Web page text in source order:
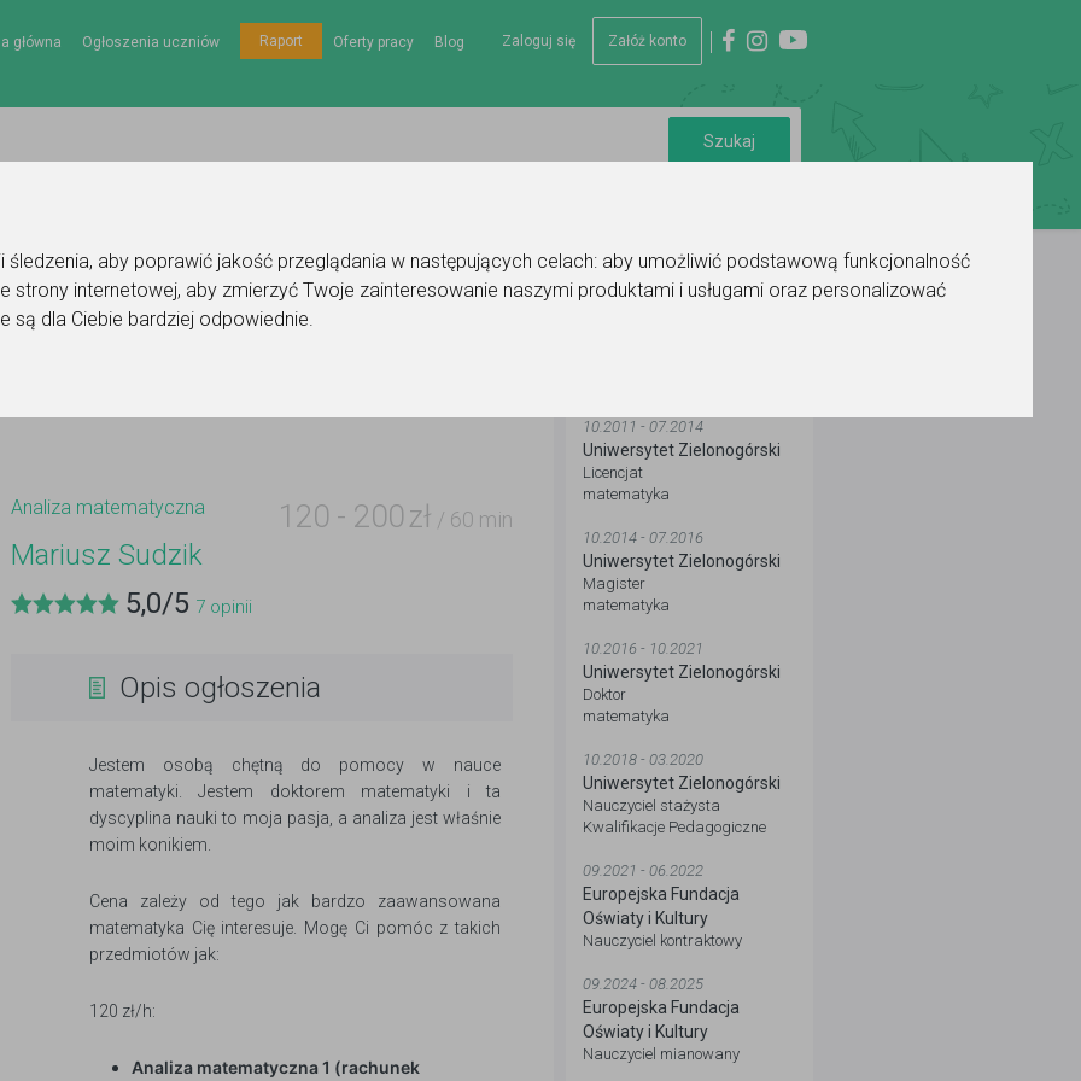
aby poprawić jakość przeglądania w następujących celach: aby umożliwić podstawową funkcjonalność
strony internetowej, aby zmierzyć Twoje zainteresowanie naszymi produktami i usługami oraz personalizować
są dla Ciebie bardziej odpowiednie.
Zaloguj się Załóż konto
główna Ogłoszenia uczniów Raport Oferty pracy Blog
korepetytora - analiza matematyczna
Analiza matematyczna 120 - 200 zł / 60 min
Mariusz Sudzik
5,0/5 7 opinii
Opis ogłoszenia
Jestem osobą chętną do pomocy w nauce
matematyki. Jestem doktorem matematyki i ta
dyscyplina nauki to moja pasja, a analiza jest właśnie
moim konikiem.
Cena zależy od tego jak bardzo zaawansowana
matematyka Cię interesuje. Mogę Ci pomóc z takich
przedmiotów jak:
120 zł/h:
Analiza matematyczna 1 (rachunek
10.2011 - 07.2014
Uniwersytet Zielonogórski
Licencjat
matematyka
10.2014 - 07.2016
Uniwersytet Zielonogórski
Magister
matematyka
10.2016 - 10.2021
Uniwersytet Zielonogórski
Doktor
matematyka
10.2018 - 03.2020
Uniwersytet Zielonogórski
Nauczyciel stażysta
Kwalifikacje Pedagogiczne
09.2021 - 06.2022
Europejska Fundacja
Oświaty i Kultury
Nauczyciel kontraktowy
09.2024 - 08.2025
Europejska Fundacja
Oświaty i Kultury
Nauczyciel mianowany